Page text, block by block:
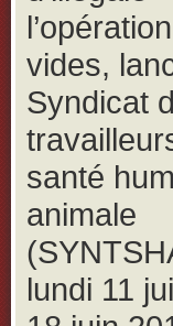
vides,
Syndicat
santé
animale
lundi 11